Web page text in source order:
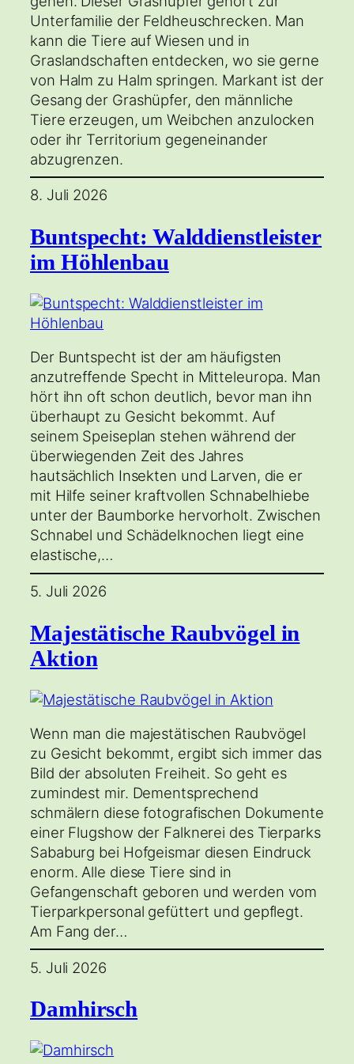
Unterfamilie der Feldheuschrecken. Man
kann die Tiere auf Wiesen und in
Graslandschaften entdecken, wo sie gerne
von Halm zu Halm springen. Markant ist der
Gesang der Grashüpfer, den männliche
Tiere erzeugen, um Weibchen anzulocken
oder ihr Territorium gegeneinander
abzugrenzen.
8. Juli 2026
Buntspecht: Walddienstleister
im Höhlenbau
Der Buntspecht ist der am häufigsten
anzutreffende Specht in Mitteleuropa. Man
hört ihn oft schon deutlich, bevor man ihn
überhaupt zu Gesicht bekommt. Auf
seinem Speiseplan stehen während der
überwiegenden Zeit des Jahres
hautsächlich Insekten und Larven, die er
mit Hilfe seiner kraftvollen Schnabelhiebe
unter der Baumborke hervorholt. Zwischen
Schnabel und Schädelknochen liegt eine
elastische,…
5. Juli 2026
Majestätische Raubvögel in
Aktion
Wenn man die majestätischen Raubvögel
zu Gesicht bekommt, ergibt sich immer das
Bild der absoluten Freiheit. So geht es
zumindest mir. Dementsprechend
schmälern diese fotografischen Dokumente
einer Flugshow der Falknerei des Tierparks
Sababurg bei Hofgeismar diesen Eindruck
enorm. Alle diese Tiere sind in
Gefangenschaft geboren und werden vom
Tierparkpersonal gefüttert und gepflegt.
Am Fang der…
5. Juli 2026
Damhirsch